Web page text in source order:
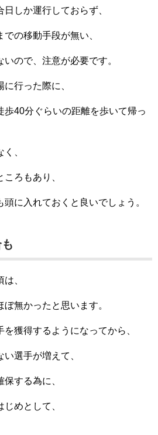
しか運行しておらず、
の移動手段が無い、
ので、注意が必要です。
行った際に、
歩40分ぐらいの距離を歩いて帰っ
、
ろもあり、
に入れておくと良いでしょう。
、
無かったと思います。
を獲得するようになってから、
選手が増えて、
する為に、
めとして、